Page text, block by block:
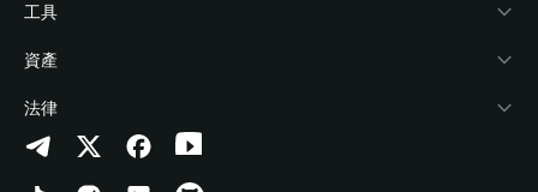
加密資訊
幫助中心
‌聯繫我們
品牌資源
Payfi Crypto
Crypto Swap API
Altcoin Season Index
Prediction Markets
連接錢包
Bitget Wallet Pay
合作上架
風險保障基金
安全防護技術
工具
快捷買幣
授權檢測
合約檢測
資產
Arbitrum
Avalanche
法律
隱私協議